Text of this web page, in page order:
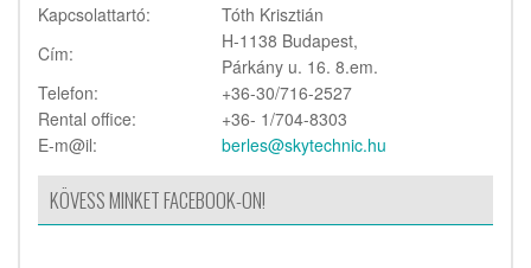
Kapcsolattartó:
Tóth Krisztián
Cím:
H-1138 Budapest,
Párkány u. 16. 8.em.
Telefon:
+36-30/716-2527
Rental office:
+36- 1/704-8303
E-m@il:
berles@skytechnic.hu
KÖVESS MINKET FACEBOOK-ON!